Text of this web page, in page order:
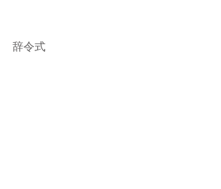
辞令式